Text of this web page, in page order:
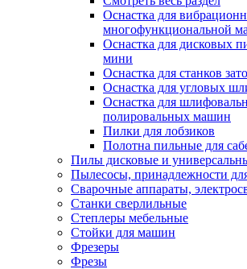
Оснастка для
многофункциональной
Оснастка для дисковых
мини
Оснастка для станков
Оснастка для угловых
Оснастка для
полировальных машин
Пилки для лобзиков
Полотна пильные для
Пилы дисковые и
Пылесосы, принадлежности
Сварочные аппараты,
Станки сверлильные
Степлеры мебельные
Стойки для машин
Фрезеры
Фрезы